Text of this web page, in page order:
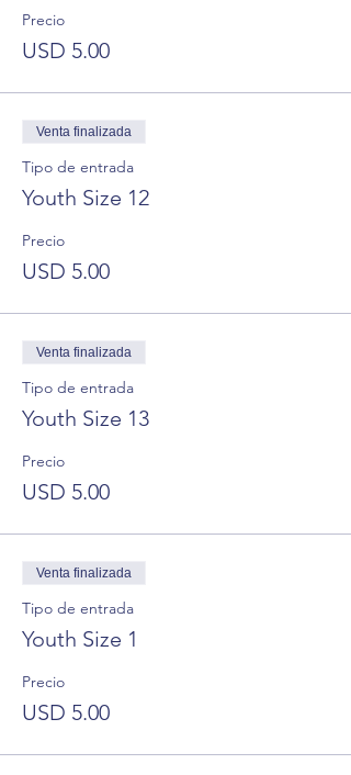
Precio
USD 5.00
Venta finalizada
Tipo de entrada
Youth Size 12
Precio
USD 5.00
Venta finalizada
Tipo de entrada
Youth Size 13
Precio
USD 5.00
Venta finalizada
Tipo de entrada
Youth Size 1
Precio
USD 5.00